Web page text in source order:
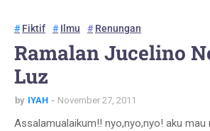
Fiktif Ilmu Renungan
Ramalan Jucelino
Luz
by IYAH November 27, 2011
Assalamualaikum!! nyo,nyo,nyo! aku mau